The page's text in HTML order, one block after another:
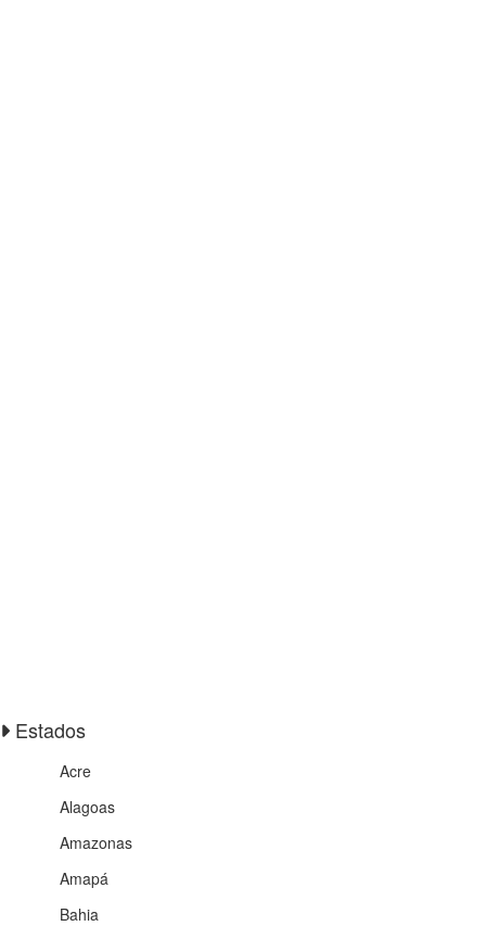
Estados
Acre
Alagoas
Amazonas
Amapá
Bahia